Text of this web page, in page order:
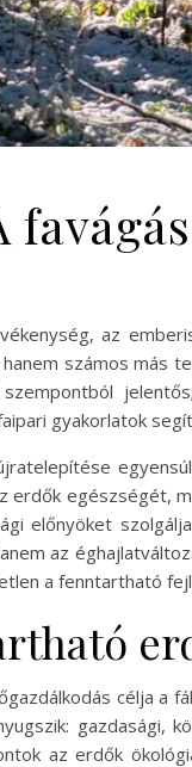
az
számos más
szempontból
gyakorlatok
erdők egészségét,
előnyöket
az
a fenntartható
célja a
gazdasági,
az erdők